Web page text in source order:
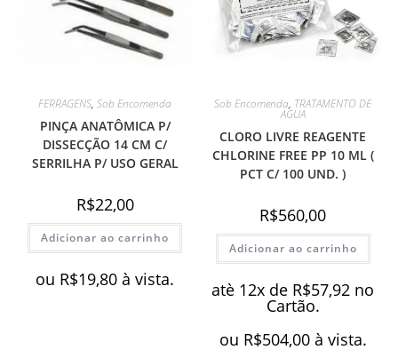
FERRAGENS,Sob Encomenda
PINÇA ANATÔMICA P/
DISSECÇÃO 14 CM C/
SERRILHA P/ USO GERAL
R$22,00
Adicionar ao carrinho
ou R$19,80 à vista.
Sob Encomenda, TRATAMENTO DE
AGUA
CLORO LIVRE REAGENTE
CHLORINE FREE PP 10 ML (
PCT C/ 100 UND. )
R$560,00
Adicionar ao carrinho
atè 12x de R$57,92 no
Cartão.
ou R$504,00 à vista.